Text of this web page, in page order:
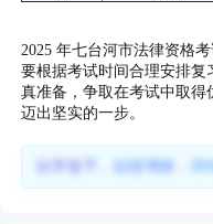
2025 年七台河市法律资格
要根据考试时间合理安排复
真准备，争取在考试中取
迈出坚实的一步。
以学促干、以技增效，持